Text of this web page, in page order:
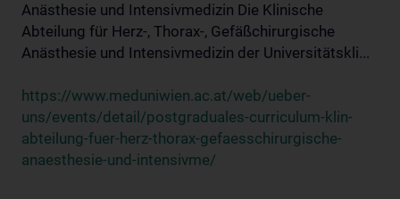
Anästhesie und Intensivmedizin Die Klinische
Abteilung für Herz-, Thorax-, Gefäßchirurgische
Anästhesie und Intensivmedizin der Universitätskli...
https://www.meduniwien.ac.at/web/ueber-
uns/events/detail/postgraduales-curriculum-klin-
abteilung-fuer-herz-thorax-gefaesschirurgische-
anaesthesie-und-intensivme/